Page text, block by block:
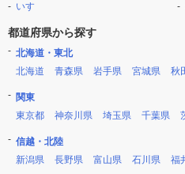
いすゞ
都道府県から探す
北海道・東北
北海道
青森県 岩手県 宮城県 秋
関東
東京都
神奈川県 埼玉県 千葉県
信越・北陸
新潟県
長野県 富山県 石川県 福